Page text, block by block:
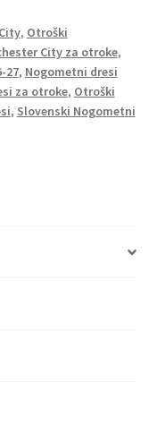
, Otroški
City za otroke,
27, Nogometni dresi
za otroke, Otroški
, Slovenski Nogometni